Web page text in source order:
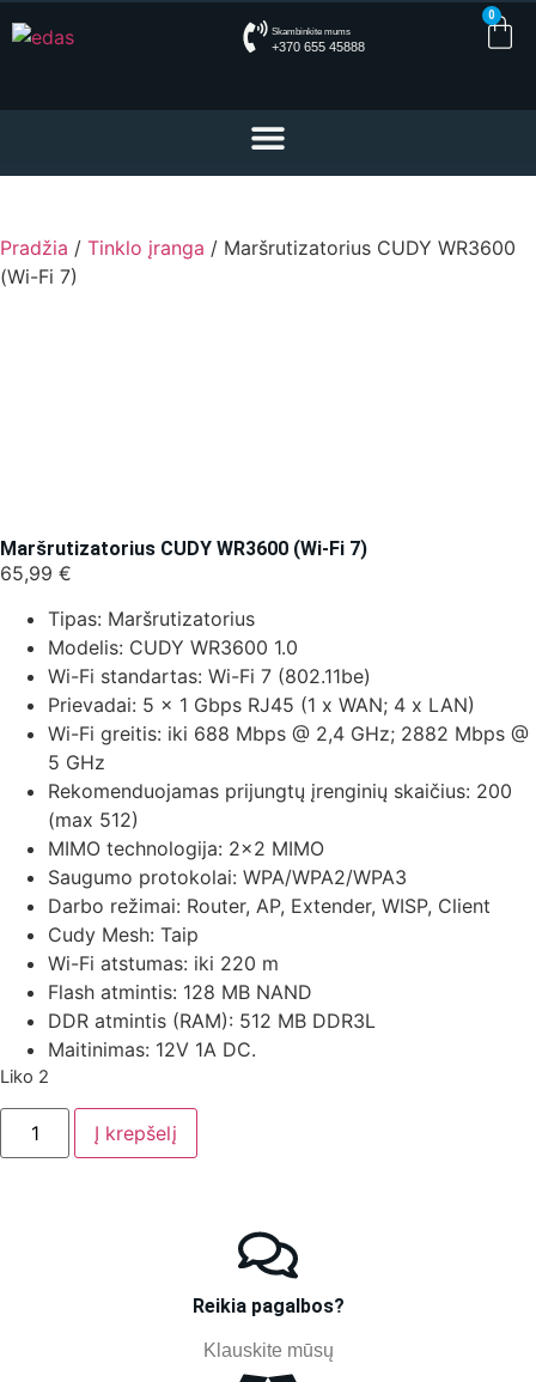
Skambinkite mums
+370 655 45888
0
Pradžia / Tinklo įranga / Maršrutizatorius CUDY WR3600
(Wi-Fi 7)
Maršrutizatorius CUDY WR3600 (Wi-Fi 7)
65,99 €
Tipas: Maršrutizatorius
Modelis: CUDY WR3600 1.0
Wi-Fi standartas: Wi-Fi 7 (802.11be)
Prievadai: 5 x 1 Gbps RJ45 (1 x WAN; 4 x LAN)
Wi-Fi greitis: iki 688 Mbps @ 2,4 GHz; 2882 Mbps @
5 GHz
Rekomenduojamas prijungtų įrenginių skaičius: 200
(max 512)
MIMO technologija: 2×2 MIMO
Saugumo protokolai: WPA/WPA2/WPA3
Darbo režimai: Router, AP, Extender, WISP, Client
Cudy Mesh: Taip
Wi-Fi atstumas: iki 220 m
Flash atmintis: 128 MB NAND
DDR atmintis (RAM): 512 MB DDR3L
Maitinimas: 12V 1A DC.
Liko 2
Į krepšelį
Reikia pagalbos?
Klauskite mūsų